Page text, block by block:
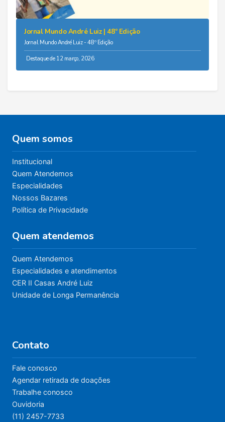
Jornal Mundo André Luiz | 48º Edição
Jornal Mundo André Luiz - 48º Edição
Destaque de 12 março, 2026
Quem somos
Institucional
Quem Atendemos
Especialidades
Nossos Bazares
Política de Privacidade
Quem atendemos
Quem Atendemos
Especialidades e atendimentos
CER II Casas André Luiz
Unidade de Longa Permanência
Contato
Fale conosco
Agendar retirada de doações
Trabalhe conosco
Ouvidoria
(11) 2457-7733